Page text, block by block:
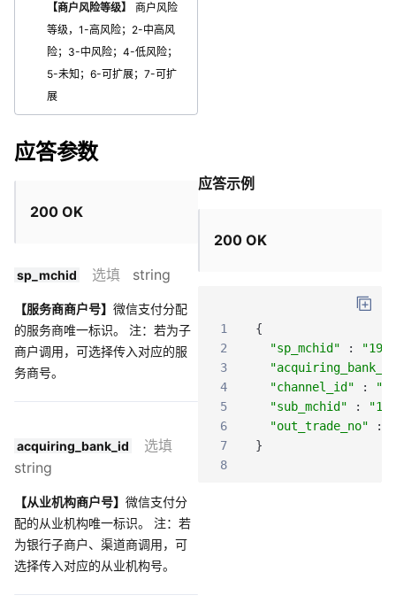
【商户风险等级】
商户风险
等级，1-高风险；2-中高风
险；3-中风险；4-低风险；
5-未知；6-可扩展；7-可扩
展
应答参数
200 OK
sp_mchid 选填 string
【服务商商户号】 微信支付分配
的服务商唯一标识。 注：若为子
商户调用，可选择传入对应的服
务商号。
acquiring_bank_id
选填
string
【从业机构商户号】 微信支付分
配的从业机构唯一标识。 注：若
为银行子商户、渠道商调用，可
选择传入对应的从业机构号。
应答示例
200 OK
1
{
2
"sp_mchid" :
3
4
"channel_id" :
5
"sub_mchid" :
6
"out_trade_no" :
7
}
8